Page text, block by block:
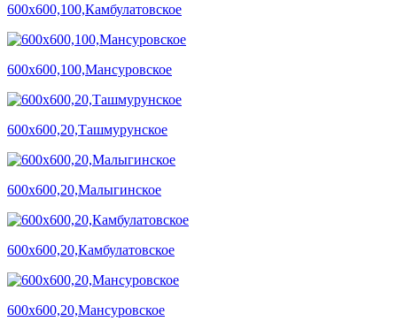
600х600,100,Камбулатовское
600х600,100,Мансуровское
600х600,20,Ташмурунское
600х600,20,Малыгинское
600х600,20,Камбулатовское
600х600,20,Мансуровское